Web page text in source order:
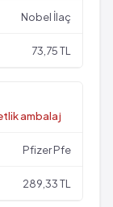
Nobel İlaç
73,75 TL
ambalaj
Pfizer Pfe
289,33 TL